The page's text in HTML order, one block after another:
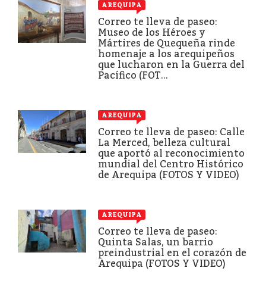
AREQUIPA
Correo te lleva de paseo:
Museo de los Héroes y
Mártires de Quequeña rinde
homenaje a los arequipeños
que lucharon en la Guerra del
Pacífico (FOT...
AREQUIPA
Correo te lleva de paseo: Calle
La Merced, belleza cultural
que aportó al reconocimiento
mundial del Centro Histórico
de Arequipa (FOTOS Y VIDEO)
AREQUIPA
Correo te lleva de paseo:
Quinta Salas, un barrio
preindustrial en el corazón de
Arequipa (FOTOS Y VIDEO)